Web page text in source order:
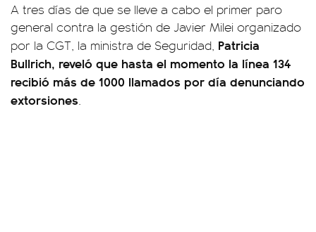
A tres días de que se lleve a cabo el primer paro
general contra la gestión de Javier Milei organizado
por la CGT, la ministra de Seguridad, Patricia
Bullrich, reveló que hasta el momento la línea 134
recibió más de 1000 llamados por día denunciando
extorsiones.